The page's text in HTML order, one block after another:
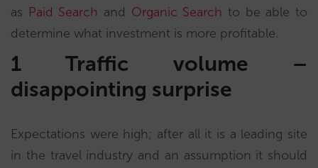
as Paid Search and Organic Search to be able to
determine what investment is more profitable.
1
Traffic volume –
disappointing surprise
Expectations were high; after all it is a leading site
in the travel industry and an assumption it should